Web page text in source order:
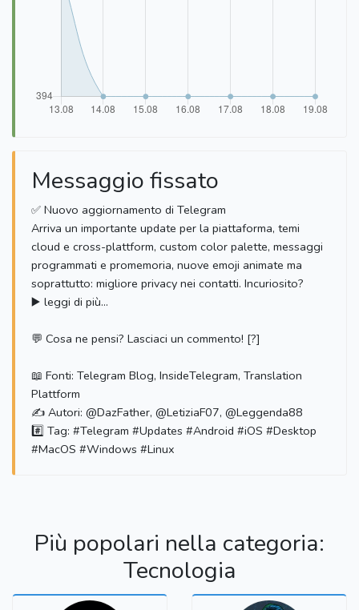
Messaggio fissato
⁣✅ Nuovo aggiornamento di Telegram
Arriva un importante update per la piattaforma, temi
cloud e cross-plattform, custom color palette, messaggi
programmati e promemoria, nuove emoji animate ma
soprattutto: migliore privacy nei contatti. Incuriosito?
▶️ leggi di più...
💬 Cosa ne pensi? Lasciaci un commento! [?]
📖 Fonti: Telegram Blog, InsideTelegram, Translation
Plattform
✍️ Autori: @DazFather, @LetiziaF07, @Leggenda88
#️⃣ Tag: #Telegram #Updates #Android #iOS #Desktop
#MacOS #Windows #Linux
Più popolari nella categoria:
Tecnologia